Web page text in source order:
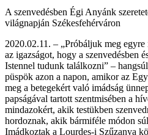
A szenvedésben Égi Anyánk
világnapján Székesfehérváron
2020.02.11. – „Próbáljuk meg
az igazságot, hogy a szenvedésben
Istennel tudunk találkozni” –
püspök azon a napon, amikor az
meg a betegekért való imádság
papságával tartott szentmisében a
mindazokért, akik testükben
hordoznak, akik bármiféle módon
Imádkoztak a Lourdes-i Szűzanya